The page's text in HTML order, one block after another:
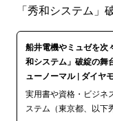
「秀和システム」
船井電機やミュゼを
和システム」破綻の舞
ューノーマル | ダイヤ
実用書や資格・ビジネ
ステム（東京都、以下